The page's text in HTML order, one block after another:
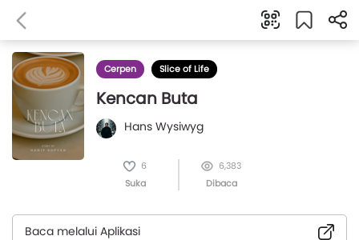
Cerpen Slice of Life
Kencan Buta
Hans Wysiwyg
6
Suka
6,383
Dibaca
Baca melalui Aplikasi